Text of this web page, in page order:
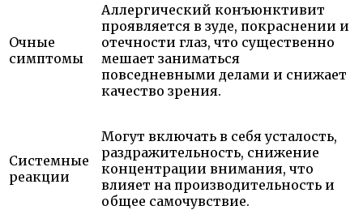
Очные
симптомы
Аллергический конъюнктивит
проявляется в зуде, покраснении и
отечности глаз, что существенно
мешает заниматься
повседневными делами и снижает
качество зрения.
Системные
реакции
Могут включать в себя усталость,
раздражительность, снижение
концентрации внимания, что
влияет на производительность и
общее самочувствие.